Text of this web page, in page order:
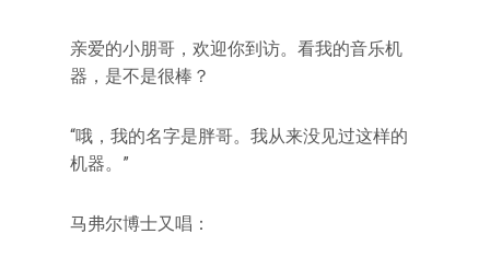
亲爱的小朋哥，欢迎你到访。看我的音乐机
器，是不是很棒？
“哦，我的名字是胖哥。我从来没见过这样的
机器。”
马弗尔博士又唱：